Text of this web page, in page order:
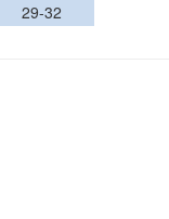
29-32